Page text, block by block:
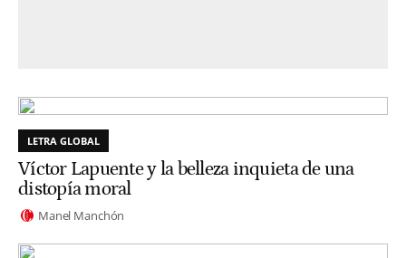
LETRA GLOBAL
Víctor Lapuente y la belleza inquieta de una
distopía moral
Manel Manchón